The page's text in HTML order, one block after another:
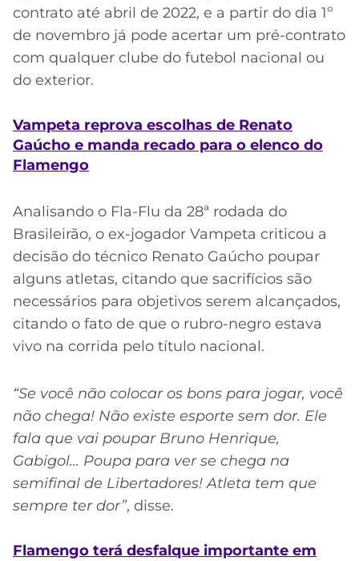
contrato até abril de 2022, e a partir do dia 1º
de novembro já pode acertar um pré-contrato
com qualquer clube do futebol nacional ou
do exterior.
Vampeta reprova escolhas de Renato
Gaúcho e manda recado para o elenco do
Flamengo
Analisando o Fla-Flu da 28ª rodada do
Brasileirão, o ex-jogador Vampeta criticou a
decisão do técnico Renato Gaúcho poupar
alguns atletas, citando que sacrifícios são
necessários para objetivos serem alcançados,
citando o fato de que o rubro-negro estava
vivo na corrida pelo título nacional.
“Se você não colocar os bons para jogar, você
não chega! Não existe esporte sem dor. Ele
fala que vai poupar Bruno Henrique,
Gabigol… Poupa para ver se chega na
semifinal de Libertadores! Atleta tem que
sempre ter dor”, disse.
Flamengo terá desfalque importante em